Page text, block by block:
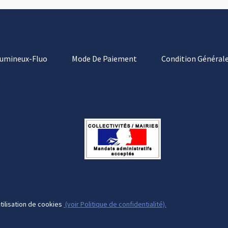
Fluo Mode De Paiement Condition
de cookies (voir Politique de confidentialité).